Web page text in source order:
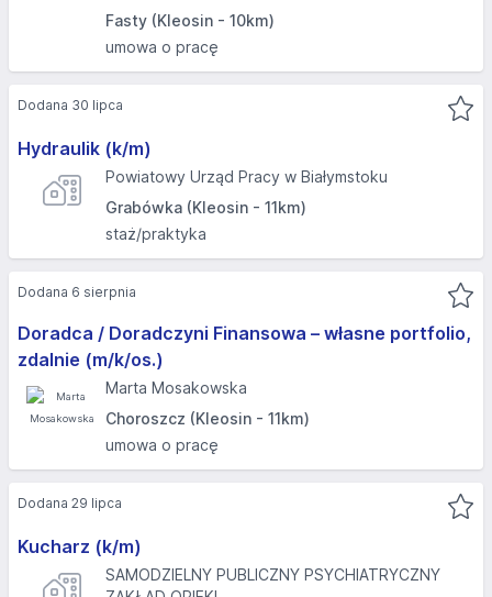
Fasty (Kleosin - 10km)
umowa o pracę
Hydraulik (k/m)
Powiatowy Urząd Pracy w Białymstoku
Grabówka (Kleosin - 11km)
staż/praktyka
Dodana 30 lipca
Doradca / Doradczyni Finansowa – własne portfolio,
zdalnie (m/k/os.)
Marta Mosakowska
Choroszcz (Kleosin - 11km)
umowa o pracę
Dodana 6 sierpnia
Kucharz (k/m)
SAMODZIELNY PUBLICZNY PSYCHIATRYCZNY
Dodana 29 lipca